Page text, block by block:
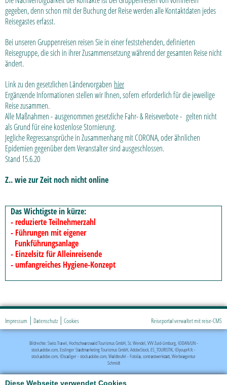
Das Wichtigste in kürze:
- reduzierte Teilnehmerzahl
- Führungen mit eigener
Funkführungsanlage
- Einzelsitz für Alleinreisende
- umfangreiches Hygiene-Konzept
gegeben, denn schon mit der Buchung der Reise werden alle Kontaktdaten jedes
Reisegastes erfasst.
Bei unseren Gruppenreisen reisen Sie in einer feststehenden, definierten
Reisegruppe, die sich in ihrer Zusammensetzung während der gesamten Reise nicht
ändert.
Link zu den gesetzlichen Ländervorgaben hier
Ergänzende Informationen stellen wir Ihnen, sofern erforderlich für die jeweilige
Reise zusammen.
Alle Maßnahmen - ausgenommen gesetzliche Fahr- & Reiseverbote - gelten nicht
als Grund für eine kostenlose Stornierung.
Jegliche Regressansprüche in Zusammenhang mit CORONA, oder ähnlichen
Epidemien gegenüber dem Veranstalter sind ausgeschlossen.
Stand 15.6.20
Z.. wie zur Zeit noch nicht online
Impressum | Datenschutz | Cookies Reiseportal verwaltet mit reise-CMS
Bildrechte: Swiss Travel, Hochschwarzwald Tourismus GmbH, St. Wendel, VVV Zuid-Limburg, ©DAN/LIN -
stock.adobe.com, Esslinger Stadtmarketing Tourismus GmbH, AdobeStock, ES_TOURISTIK, ©youpi4.fc -
stock.adobe.com, ©scaliger - stock.adobe.com, Waldteufel - Fotolia, contrastwerkstatt, Werbeagentur
Schmidt
Diese Webseite verwendet Cookies